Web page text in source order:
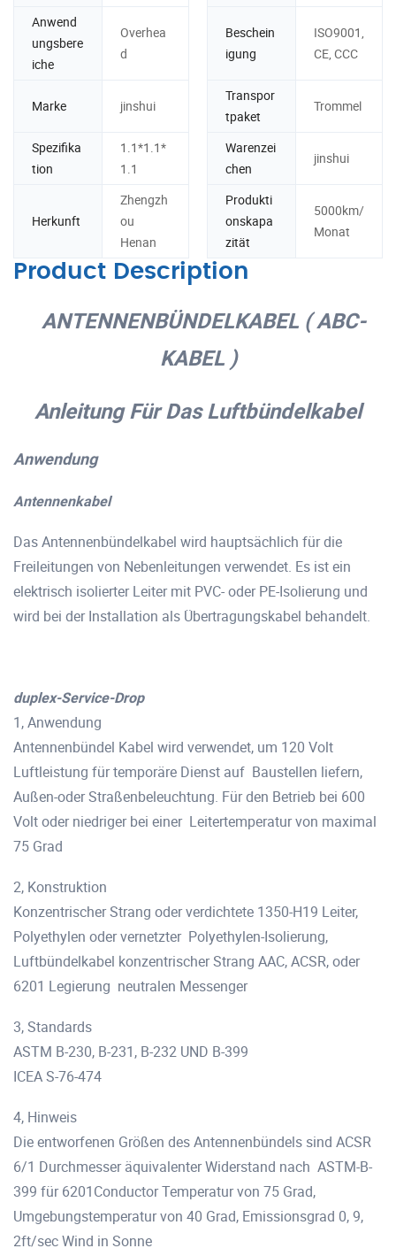
Anwend
ungsbere
iche
Overhea
d
Beschein
igung
ISO9001,
CE, CCC
Marke jinshui
Transpor
tpaket
Trommel
Spezifika
tion
1.1*1.1*
1.1
Warenzei
chen
jinshui
Herkunft
Zhengzh
ou
Henan
Produkti
onskapa
zität
5000km/
Monat
Product Description
ANTENNENBÜNDELKABEL ( ABC-
KABEL )
Anleitung Für Das Luftbündelkabel
Anwendung
Antennenkabel
Das Antennenbündelkabel wird hauptsächlich für die
Freileitungen von Nebenleitungen verwendet. Es ist ein
elektrisch isolierter Leiter mit PVC- oder PE-Isolierung und
wird bei der Installation als Übertragungskabel behandelt.
duplex-Service-Drop
1, Anwendung
Antennenbündel Kabel wird verwendet, um 120 Volt
Luftleistung für temporäre Dienst auf Baustellen liefern,
Außen-oder Straßenbeleuchtung. Für den Betrieb bei 600
Volt oder niedriger bei einer Leitertemperatur von maximal
75 Grad
2, Konstruktion
Konzentrischer Strang oder verdichtete 1350-H19 Leiter,
Polyethylen oder vernetzter Polyethylen-Isolierung,
Luftbündelkabel konzentrischer Strang AAC, ACSR, oder
6201 Legierung neutralen Messenger
3, Standards
ASTM B-230, B-231, B-232 UND B-399
ICEA S-76-474
4, Hinweis
Die entworfenen Größen des Antennenbündels sind ACSR
6/1 Durchmesser äquivalenter Widerstand nach ASTM-B-
399 für 6201ConductorTemperatur von 75 Grad,
Umgebungstemperatur von 40 Grad, Emissionsgrad 0, 9,
2ft/sec Wind in Sonne